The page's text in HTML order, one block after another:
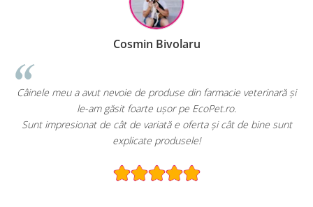
Cosmin Bivolaru
Câinele meu a avut nevoie de produse din farmacie veterinară și
le-am găsit foarte ușor pe EcoPet.ro.
Sunt impresionat de cât de variată e oferta și cât de bine sunt
explicate produsele!